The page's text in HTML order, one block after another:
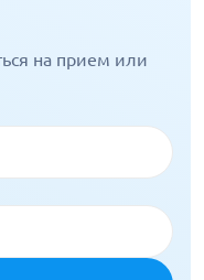
на прием или